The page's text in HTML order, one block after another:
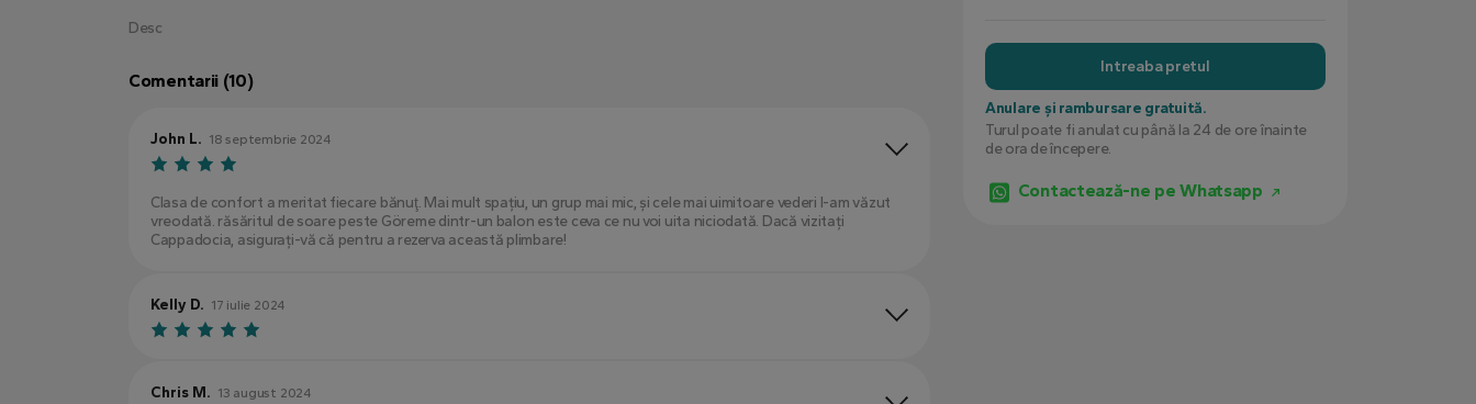
Desc
Comentarii (10)
John L. 18 septembrie 2024
Clasa de confort a meritat fiecare bănuţ. Mai mult spațiu, un grup mai mic, și cele mai uimitoare vederi l-am văzut
vreodată. răsăritul de soare peste Göreme dintr-un balon este ceva ce nu voi uita niciodată. Dacă vizitați
Cappadocia, asigurați-vă că pentru a rezerva această plimbare!
Kelly D. 17 iulie 2024
Chris M. 13 august 2024
Intreaba pretul
Anulare și rambursare gratuită.
Turul poate fi anulat cu până la 24 de ore înainte
de ora de începere.
Contactează-ne pe Whatsapp